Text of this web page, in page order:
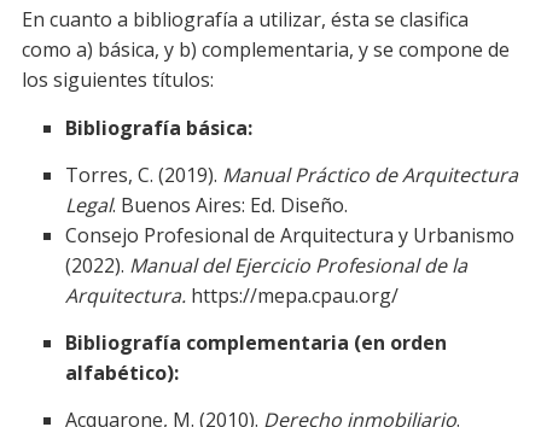
En cuanto a bibliografía a utilizar, ésta se clasifica
como a) básica, y b) complementaria, y se compone de
los siguientes títulos:
Bibliografía básica:
Torres, C. (2019). Manual Práctico de Arquitectura
Legal. Buenos Aires: Ed. Diseño.
Consejo Profesional de Arquitectura y Urbanismo
(2022). Manual del Ejercicio Profesional de la
Arquitectura. https://mepa.cpau.org/
Bibliografía complementaria (en orden
alfabético):
Acquarone, M. (2010). Derecho inmobiliario.